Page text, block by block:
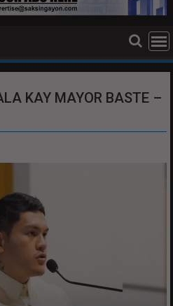
KAY MAYOR BASTE –